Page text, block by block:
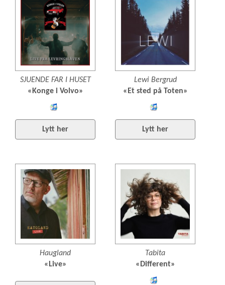
SJUENDE FAR I HUSET
«Konge i Volvo»
og
kjøp
iTunes
Lytt her
Lewi Bergrud
«Et sted på Toten»
og
kjøp
iTunes
Lytt her
Haugland
«Live»
Tabita
«Different»